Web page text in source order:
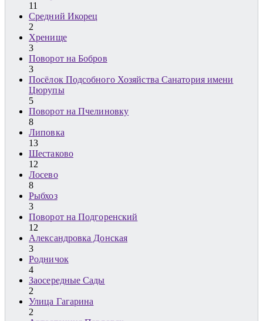
11
Средний Икорец
2
Хренище
3
Поворот на Бобров
3
Посёлок Подсобного Хозяйства Санатория имени
Цюрупы
5
Поворот на Пчелиновку
8
Липовка
13
Шестаково
12
Лосево
8
Рыбхоз
3
Поворот на Подгоренский
12
Александровка Донская
3
Родничок
4
Заосередные Сады
2
Улица Гагарина
2